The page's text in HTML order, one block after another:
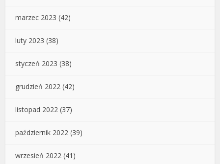
marzec 2023 (42)
luty 2023 (38)
styczeń 2023 (38)
grudzień 2022 (42)
listopad 2022 (37)
październik 2022 (39)
wrzesień 2022 (41)